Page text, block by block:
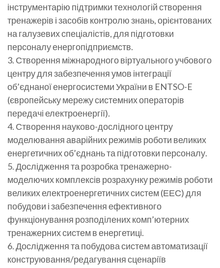
інструментарію підтримки технологій створення
тренажерів і засобів контролю знань, орієнтованих
на галузевих спеціалістів, для підготовки
персоналу енергопідприємств.
3. Створення міжнародного віртуального учбового
центру для забезпечення умов інтеграції
об’єднаної енергосистеми України в ENTSO-E
(європейську мережу системних операторів
передачі електроенергії).
4. Створення науково-дослідного центру
моделювання аварійних режимів роботи великих
енергетичних об’єднань та підготовки персоналу.
5. Дослідження та розробка тренажерно-
моделючих комплексів розрахунку режимів роботи
великих електроенергетичних систем (ЕЕС) для
побудови і забезпечення ефективного
функціонування розподілених комп’ютерних
тренажерних систем в енергетиці.
6. Дослідження та побудова систем автоматизації
конструювання/редагування сценаріїв